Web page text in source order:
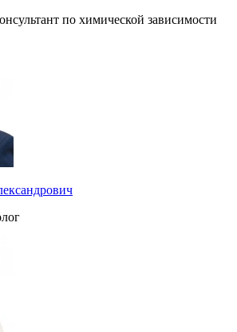
по химической зависимости